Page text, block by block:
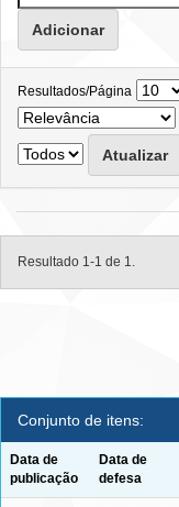
Resultados/Página
Resultado 1-1 de 1.
Conjunto de itens:
Data de
publicação
Data de
defesa